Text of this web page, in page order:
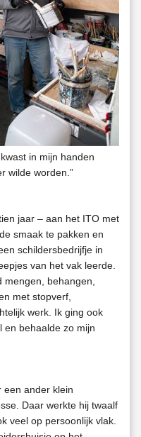
in mijn handen
wilde worden.”
jaar – aan het ITO met
smaak te pakken en
schildersbedrijfje in
van het vak leerde.
mengen, behangen,
met stopverf,
werk. Ik ging ook
en behaalde zo mijn
een ander klein
Daar werkte hij twaalf
veel op persoonlijk vlak.